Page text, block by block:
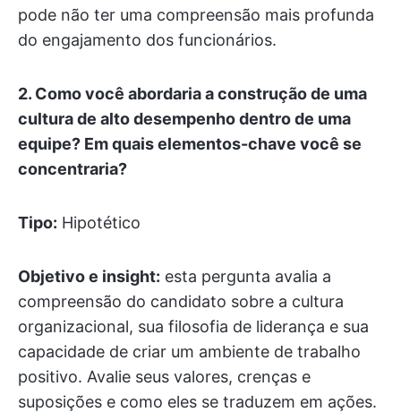
pode não ter uma compreensão mais profunda
do engajamento dos funcionários.
2. Como você abordaria a construção de uma
cultura de alto desempenho dentro de uma
equipe? Em quais elementos-chave você se
concentraria?
Tipo: Hipotético
Objetivo e insight: esta pergunta avalia a
compreensão do candidato sobre a cultura
organizacional, sua filosofia de liderança e sua
capacidade de criar um ambiente de trabalho
positivo. Avalie seus valores, crenças e
suposições e como eles se traduzem em ações.